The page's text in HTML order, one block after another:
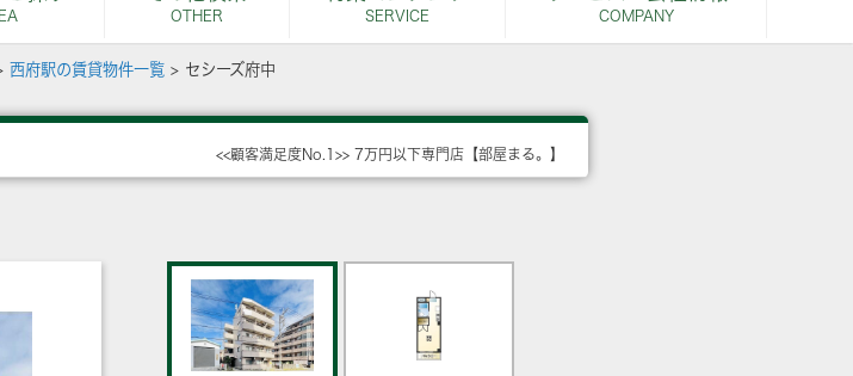
OTHER SERVICE COMPANY
西府駅の賃貸物件一覧 > セシーズ府中
<<顧客満足度No.1>> 7万円以下専門店【部屋まる。】